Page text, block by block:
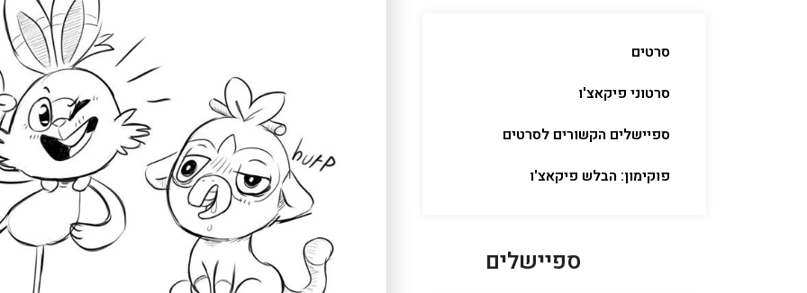
סרטים
סרטוני פיקאצ'ו
ספיישלים הקשורים לסרטים
פוקימון: הבלש פיקאצ'ו
ספיישלים